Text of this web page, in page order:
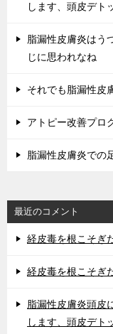
します、頭皮デト
脂漏性皮膚炎はう
じに思われなね
それでも脂漏性皮
アトピー改善プロ
脂漏性皮膚炎での
最近のコメント
経皮毒を根こそぎ
経皮毒を根こそぎ
脂漏性皮膚炎頭皮
します、頭皮デト